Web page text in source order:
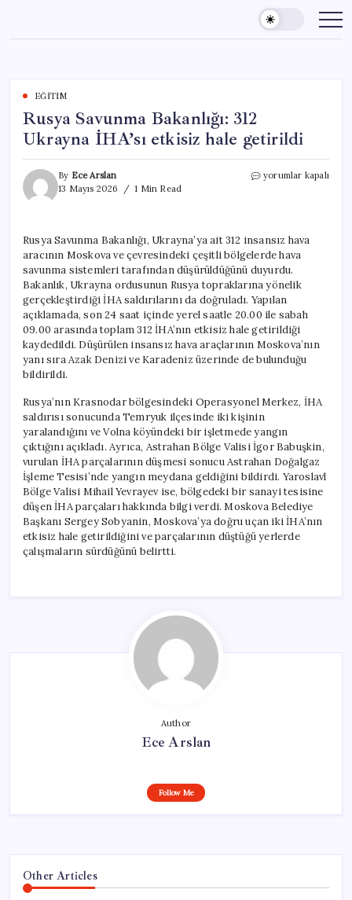
content
EĞITIM
Rusya Savunma Bakanlığı: 312
Ukrayna İHA’sı etkisiz hale getirildi
By Ece Arslan
13 Mayıs 2026
1 Min Read
Rusya
İHA’sı
etkisiz
hale
getirildi
için
yorumlar kapalı
Rusya Savunma Bakanlığı, Ukrayna’ya ait 312 insansız hava
aracının Moskova ve çevresindeki çeşitli bölgelerde hava
savunma sistemleri tarafından düşürüldüğünü duyurdu.
Bakanlık, Ukrayna ordusunun Rusya topraklarına yönelik
gerçekleştirdiği İHA saldırılarını da doğruladı. Yapılan
açıklamada, son 24 saat içinde yerel saatle 20.00 ile sabah
09.00 arasında toplam 312 İHA’nın etkisiz hale getirildiği
kaydedildi. Düşürülen insansız hava araçlarının Moskova’nın
yanı sıra Azak Denizi ve Karadeniz üzerinde de bulunduğu
bildirildi.
Rusya’nın Krasnodar bölgesindeki Operasyonel Merkez, İHA
saldırısı sonucunda Temryuk ilçesinde iki kişinin
yaralandığını ve Volna köyündeki bir işletmede yangın
çıktığını açıkladı. Ayrıca, Astrahan Bölge Valisi İgor Babuşkin,
vurulan İHA parçalarının düşmesi sonucu Astrahan Doğalgaz
İşleme Tesisi’nde yangın meydana geldiğini bildirdi. Yaroslavl
Bölge Valisi Mihail Yevrayev ise, bölgedeki bir sanayi tesisine
düşen İHA parçaları hakkında bilgi verdi. Moskova Belediye
Başkanı Sergey Sobyanin, Moskova’ya doğru uçan iki İHA’nın
etkisiz hale getirildiğini ve parçalarının düştüğü yerlerde
çalışmaların sürdüğünü belirtti.
Author
Ece Arslan
Follow Me
Other Articles